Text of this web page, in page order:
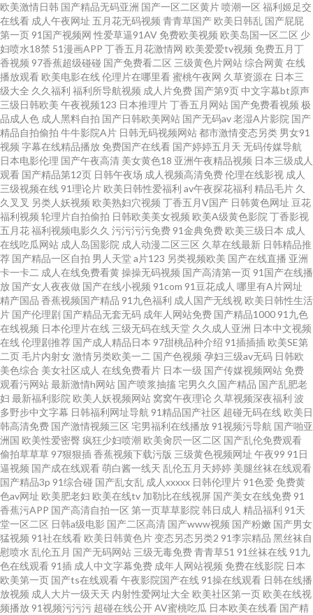
AV资源 AV91第3页 另类理论影视 午夜少妇码无 变态另类欧美 精品久久99 少
妇影院在线 91社网站 国产成人AV导航 欧洲精品自线 亚洲欧洲色图 浮力影院
草草 欧美淫秽a片 伊人成年网 超碰操逼逼网 久久精品福利导航 深夜福利网址
导航 91在线看18 国产少妇自拍 人妖丝袜 69av欧美 国产91网站 日本爱爱片
在线超鹏 超碰人人看系列 麻豆爱豆村 午夜精品久久99 A级黄色毛片基地 黄
色小说视频网址 深夜网址 大香蕉大香蕉AⅤ 欧美天天肏屄 亚洲视频日韩中文
欧美激情日韩 国产精品无码亚洲 国产一区二区黄片喷潮一区 福利姬足交
在线看 成人午夜网址 五月花无码视频 青青草国产 欧美日韩乱 国产屁屁
第一页 91国产视频网 性爱草逼91AV 免费欧美视频 欧美岛国一区二区 少
妇喷水18禁 51漫画APP 丁香五月花激情网 欧美爱爱tv视频 免费五月丁
香视频 97香蕉超级碰碰 国产免费看二区 三级黄色片网站综合网黄在线
播放观看 欧美电影在线伦理片在哪里看蜜桃午夜网 久草资源在 日本三
级大全 久久福利 福利所导航视频 成人片免费 国产第9页中文字幕bt原声
三级日韩欧美 午夜视频123 日本推理片丁香五月网站 国产免费看视频 极
品成人色 成人黑料自拍 国产日韩欧美网站 国产无码av老湿A片影院 国产
精品自拍偷拍 牛牛影院A片 日韩无码视频网站都市激情变态另类 男女91
视频 字幕在线精品播放 免费国产在线看 国产婷婷五月天 无码传媒导航
日本电影伦理 国产午夜高清 美女黄色18 亚洲午夜精品视频 日本三级成人
观看 国产精品第12页 日韩午夜场 成人视频高清免费伦理在线影视 成人
三级视频在线 91理论片 欧美日韩性爱福利 av午夜探花福利 精品毛片 久
久叉叉 另类人妖视频 欧美熟妇穴视频 丁香五月V国产 日韩黄色网址 豆花
福利视频 轮理片自拍偷拍 日韩欧美美女视频 欧美A级黄色影院 丁香影视
五月花福利视频电影久久 污污污污免费 91金典免费 欧美三级日本 成人
在线吃瓜网站 成人岛国影院 成人动漫二区三区 久草在线最新 日韩精品推
荐 国产精品一区自拍 男人天堂a片123 另类视频欧美 国产在线直播 亚洲
卡一卡二 成人在线免费看黄操操无码视频 国产高清第一页 91国产在线播
放 国产女人夜夜做 国产在线小视频 91com 91豆花成人 哪里有A片网址
精产国品 香蕉视频国产精品 91九色福利 成人国产无线视 欧美日韩性生活
片 国产伦理剧 国产精品无套无码 成年人网站免费 国产精品1000 91九色
在线视频 日本伦理片在线 三级无码在线天堂 久久成人亚洲 日本中文视频
在线伦理剧推荐 国产成人精品日本 97甜桃品种介绍 91插插插 欧美SE第
二页毛片内射女激情另类欧美一二 国产色视频 孕妇三级av无码 日韩欧
美色综合 美女社区成人 在线免费看片 日本一级 国产传媒视频网站 免费
观看污网站最新激情h网站 国产喷浆抽搐宅男久久国产精品 国产乱肥老
妇 最新福利影院 欧美人妖视频网站 窝窝午夜理论 久草视频深夜福利 波
多野步中文字幕 日韩福利网址导航 91精品国产社区 超碰无码在线 欧美日
韩高清免费 国产激情视频三区 宅男福利在线播放 91视频污导航 国产啪亚
洲国 欧美性爱密臀 疯狂少妇喷潮 欧美肏屄一区二区 国产乱伦免费观看
偷拍草草草 97狠狠插香蕉视频下载污版 三级黄色视频网址 午夜99 91日
逼视频 国产成在线观看萌白酱一线天 乱伦五月天婷婷 美腿丝袜在线观看
国产精品3p 91综合碰 国产乱女乱 成人xxxxx 日韩伦理片 91色爱 免费黄
色av网址 欧美肥老妇 欧美在线tv 加勒比在线视屏 国产美女在线免费 91
香蕉污APP 国产高清自拍一区 第一页草草影院 韩日成人 精品福利 91天
堂一区二区 日韩a级电影 国产二区高清 国产www视频 国产粉嫩 国产男女
猛视频 91社在线看 欧美日韩黄色片变态另态另类2 91李宗精品 黑丝袜自
慰喷水 乱伦五月 国产无码网站 三级无毒免费青青草51 91丝袜在线 91九
色在线观看 91插 成人中文字幕免费 成年人网站视频 免费在线影院 日本
欧美第一页 国产ts在线观看午夜影院国产在线 91操在线观看 日韩在线播
放视频 成人大片一级天天 内射性爱网址大全 欧美社区第一页 欧美在线视
频播放 91视频污污污 超碰在线公开AV蜜桃吃瓜 日本欧美在线看 国产精